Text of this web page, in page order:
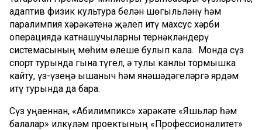
адаптив физик культура белән шөгыльләнү һәм
паралимпия хәрәкәтенә җәлеп итү махсус хәрби
операциядә катнашучыларны тернәкләндерү
системасының мөһим өлеше булып кала. Монда сүз
спорт турында гына түгел, ә тулы канлы тормышка
кайту, үз-үзеңә ышаныч һәм янәшәдәгеләргә ярдәм
итү турында да бара.
Сүз уңаеннан, «Абилимпикс» хәрәкәте «Яшьләр һәм
балалар» илкүләм проектының «Профессионалитет»